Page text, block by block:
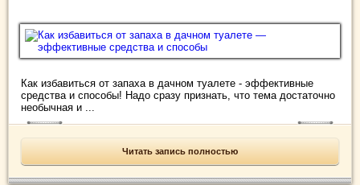
Как избавиться от запаха в дачном туалете - эффективные
средства и способы! Надо сразу признать, что тема достаточно
необычная и ...
Читать запись полностью